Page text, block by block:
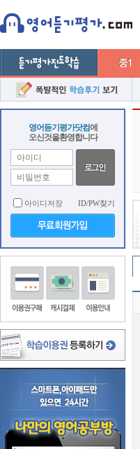
영어듣기평가닷컴에
오신것을환영합니다
아이디저장 ID/PW찾기